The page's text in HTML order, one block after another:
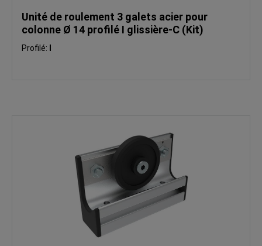
Unité de roulement 3 galets acier pour
colonne Ø 14 profilé I glissière-C (Kit)
Profilé: